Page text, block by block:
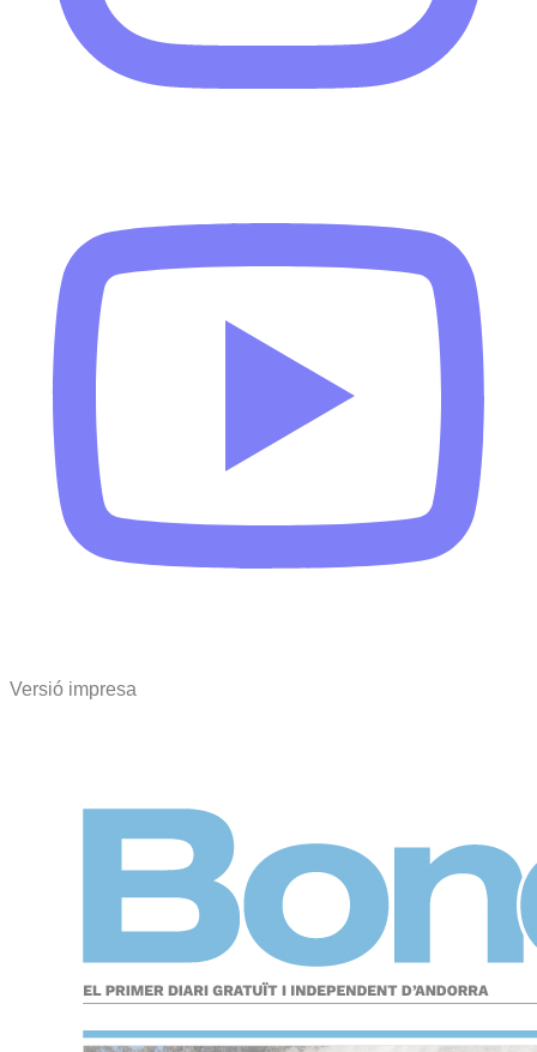
Versió impresa